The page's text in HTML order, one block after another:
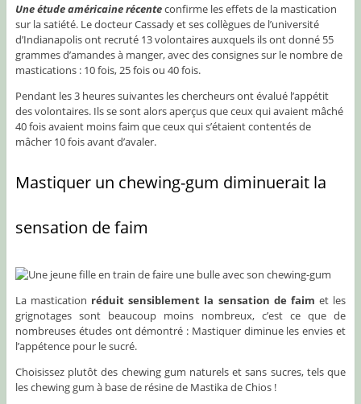
Une étude américaine récenteconfirme les effets de la mastication
sur la satiété. Le docteur Cassady et ses collègues de l’université
d’Indianapolis ont recruté 13 volontaires auxquels ils ont donné 55
grammes d’amandes à manger, avec des consignes sur le nombre de
mastications : 10 fois, 25 fois ou 40 fois.
Pendant les 3 heures suivantes les chercheurs ont évalué l’appétit
des volontaires. Ils se sont alors aperçus que ceux qui avaient mâché
40 fois avaient moins faim que ceux qui s’étaient contentés de
mâcher 10 fois avant d’avaler.
Mastiquer un chewing-gum diminuerait la
sensation de faim
La mastication réduit sensiblement la sensation de faim et les
grignotages sont beaucoup moins nombreux, c’est ce que de
nombreuses études ont démontré : Mastiquer diminue les envies et
l’appétence pour le sucré.
Choisissez plutôt des chewing gum naturels et sans sucres, tels que
les chewing gum à base de résine de Mastika de Chios !